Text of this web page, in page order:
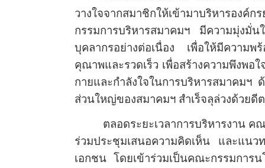
วางใจจากสมาชิกให้เข้ามาบริหารอ
กรรมการบริหารสมาคมฯ มีความมุ่งมั่น
บุคลากรอย่างต่อเนื่อง เพื่อให้มีความพ
คุณาพและรวดเร็ว เพื่อสร้างความพึงพอ
กายและกำลังใจในการบริหารสมาคมฯ
ส่วนใหญ่ของสมาคมฯ สำเร็จลุล่วงด้วยดี
ตลอดระยะเวลาการบริหารงาน
ร่วมประชุมเสนอความคิดเห็น และแนว
เอกชน โดยเข้าร่วมเป็นคณะกรรมการ